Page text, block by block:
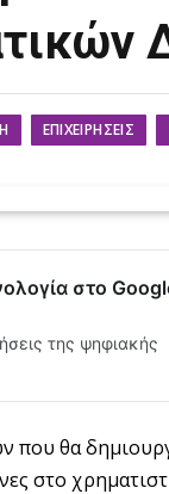
ΕΠΙΧΕΙΡΉΣΕΙΣ
στο
της ψηφιακής
που θα
στο